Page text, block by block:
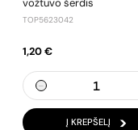
vožtuvo šerdis
TOP5623042
1,20 €
Į KREPŠELĮ